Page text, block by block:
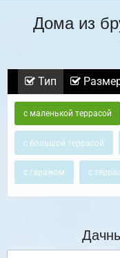
Дома из
Тип
с маленькой террасой
с большой террасой
с гаражом с